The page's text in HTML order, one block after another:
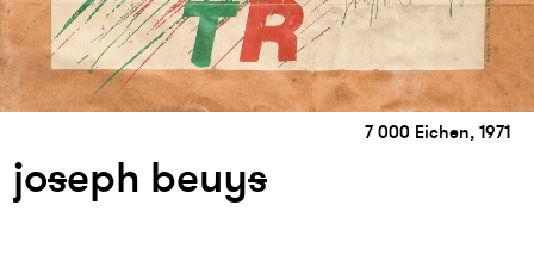
7 000 Eichen, 1971
joseph beuys